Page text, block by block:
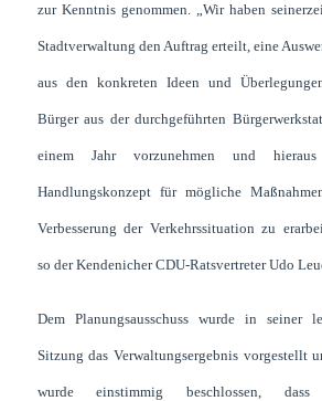
zur Kenntnis genommen. „Wir haben
Stadtverwaltung den Auftrag erteilt, eine
aus den konkreten Ideen und
Bürger aus der durchgeführten
einem Jahr vorzunehmen und
Handlungskonzept für mögliche
Verbesserung der Verkehrssituation zu
so der Kendenicher CDU-Ratsvertreter Udo
Dem Planungsausschuss wurde in seiner
Sitzung das Verwaltungsergebnis vorgestellt
wurde einstimmig beschlossen,